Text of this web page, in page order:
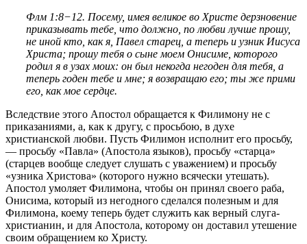
Флм 1:8−12. Посему, имея великое во Христе дерзновение
приказывать тебе, что должно, по любви лучше прошу,
не иной кто, как я, Павел старец, а теперь и узник Иисуса
Христа; прошу тебя о сыне моем Онисиме, которого
родил я в узах моих: он был некогда негоден для тебя, а
теперь годен тебе и мне; я возвращаю его; ты же прими
его, как мое сердце.
Вследствие этого Апостол обращается к Филимону не с
приказаниями, а, как к другу, с просьбою, в духе
христианской любви. Пусть Филимон исполнит его просьбу,
— просьбу «Павла» (Апостола языков), просьбу «старца»
(старцев вообще следует слушать с уважением) и просьбу
«узника Христова» (которого нужно всячески утешать).
Апостол умоляет Филимона, чтобы он принял своего раба,
Онисима, который из негодного сделался полезным и для
Филимона, коему теперь будет служить как верный слуга-
христианин, и для Апостола, которому он доставил утешение
своим обращением ко Христу.